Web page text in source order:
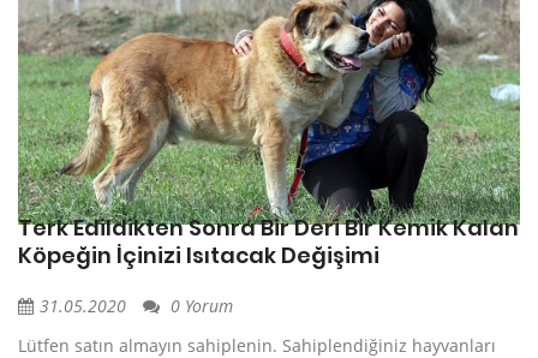
Terk Edildikten Sonra Bir Deri Bir Kemik Kalan
Köpeğin İçinizi Isıtacak Değişimi
31.05.2020
0 Yorum
Lütfen satın almayın sahiplenin. Sahiplendiğiniz hayvanları